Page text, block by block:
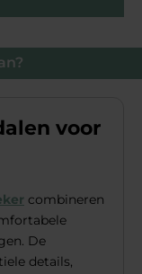
voor
combineren
De
details,